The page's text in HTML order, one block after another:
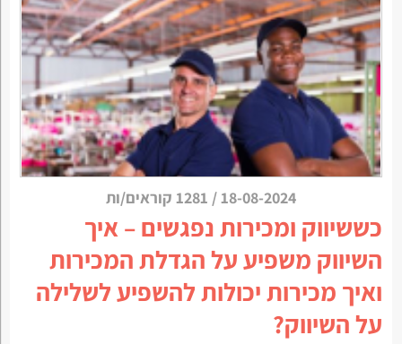
18-08-2024
/ 1281 קוראים/ות
כששיווק ומכירות נפגשים – איך
השיווק משפיע על הגדלת המכירות
ואיך מכירות יכולות להשפיע לשלילה
על השיווק?